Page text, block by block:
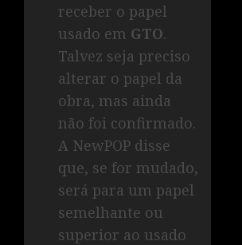
receber o papel
usado em GTO.
Talvez seja preciso
alterar o papel da
obra, mas ainda
não foi confirmado.
A NewPOP disse
que, se for mudado,
será para um papel
semelhante ou
superior ao usado